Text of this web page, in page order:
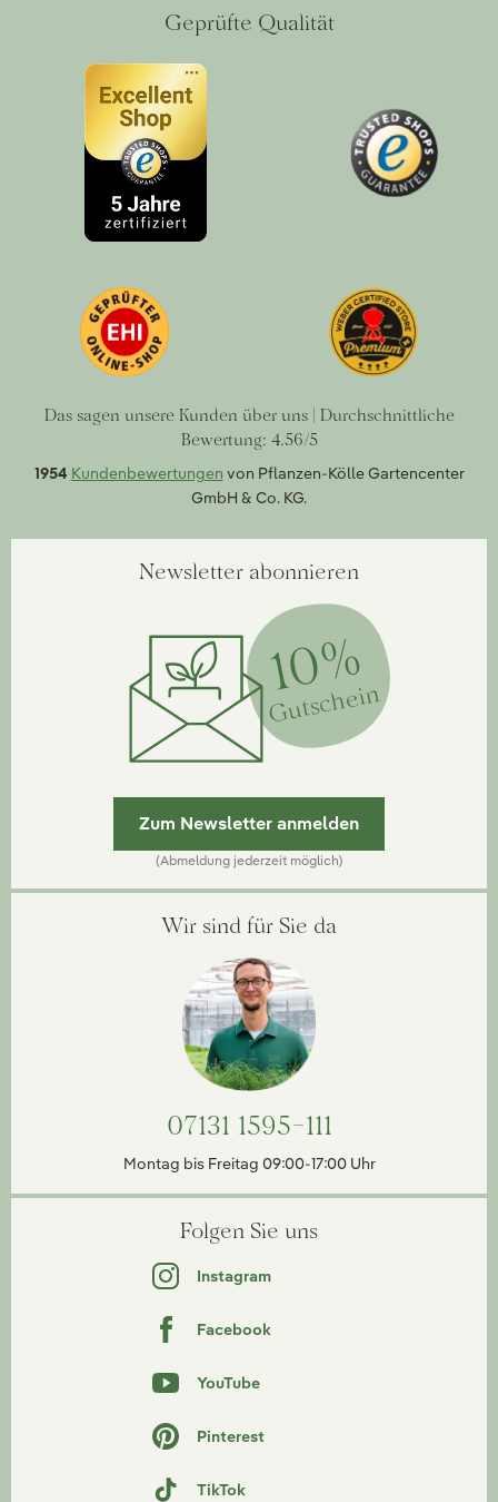
Geprüfte Qualität
Das sagen unsere Kunden über uns | Durchschnittliche
Bewertung: 4.56/5
1954 Kundenbewertungen von Pflanzen-Kölle Gartencenter
GmbH & Co. KG.
Newsletter abonnieren
10%
Gutschein
Zum Newsletter anmelden
(Abmeldung jederzeit möglich)
Wir sind für Sie da
07131 1595-111
Montag bis Freitag 09:00-17:00 Uhr
Folgen Sie uns
Instagram
Facebook
YouTube
Pinterest
TikTok